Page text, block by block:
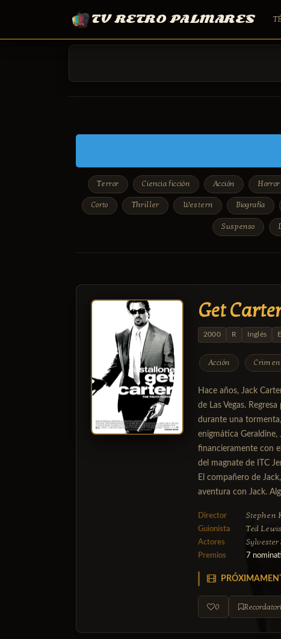
TV RETRO PALMARES
Terror Ciencia ficción Acción Horror
Corto Thriller Western Biografía
Suspenso
Get
2000 R Inglés
Acción Crimen
Hace años, Jack
de Las Vegas.
durante una
enigmática
financieramente con
del magnate de ITC
El compañero de
aventura con Jack.
Director Stephen
Guionista Ted Lewis
Actores Sylvester
Premios 7
0